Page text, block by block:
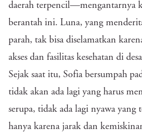
daerah terpencil—mengantarnya
berantah ini. Luna, yang
parah, tak bisa diselamatkan
akses dan fasilitas kesehatan di
Sejak saat itu, Sofia bersumpah
tidak akan ada lagi yang harus
serupa, tidak ada lagi nyawa yang
hanya karena jarak dan